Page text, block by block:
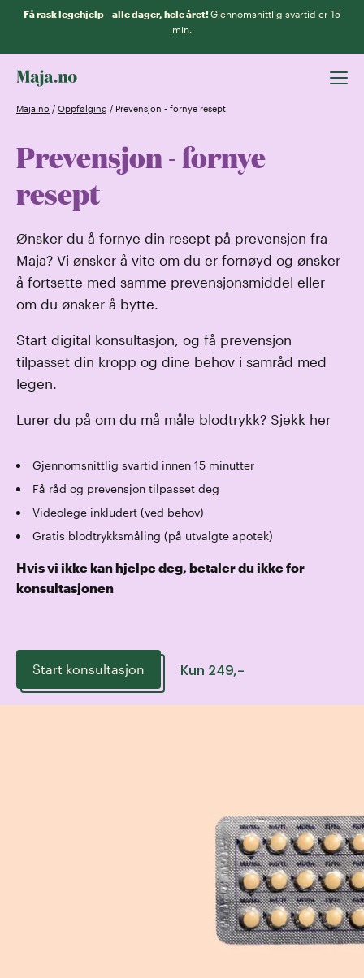
Få rask legehjelp – alle dager, hele året!Gjennomsnittlig svartid er 15
min.
Maja.no / Oppfølging / Prevensjon - fornye resept
Prevensjon - fornye
resept
Ønsker du å fornye din resept på prevensjon fra
Maja? Vi ønsker å vite om du er fornøyd og ønsker
å fortsette med samme prevensjonsmiddel eller
om du ønsker å bytte.
Start digital konsultasjon, og få prevensjon
tilpasset din kropp og dine behov i samråd med
legen.
Lurer du på om du må måle blodtrykk? Sjekk her
Gjennomsnittlig svartid innen 15 minutter
Få råd og prevensjon tilpasset deg
Videolege inkludert (ved behov)
Gratis blodtrykksmåling (på utvalgte apotek)
Hvis vi ikke kan hjelpe deg, betaler du ikke for
konsultasjonen
Start konsultasjon Kun 249,–